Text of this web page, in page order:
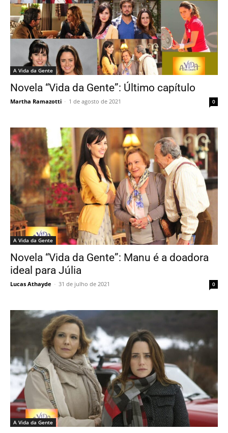
A Vida da Gente
Novela “Vida da Gente”: Último capítulo
Martha Ramazotti - 1 de agosto de 2021 0
A Vida da Gente
Novela “Vida da Gente”: Manu é a doadora
ideal para Júlia
Lucas Athayde - 31 de julho de 2021 0
A Vida da Gente